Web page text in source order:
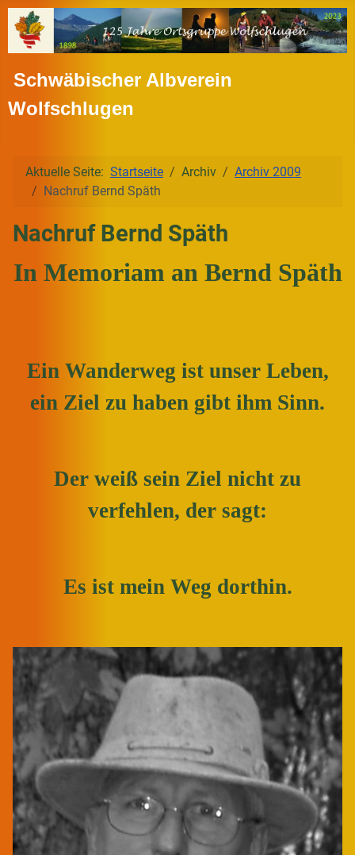
Schwäbischer Albverein
Wolfschlugen
Aktuelle Seite: Startseite Archiv
Archiv 2009
Nachruf Bernd Späth
Nachruf Bernd Späth
In Memoriam an Bernd Späth
Ein Wanderweg ist unser Leben,
ein Ziel zu haben gibt ihm Sinn.
Der weiß sein Ziel nicht zu
verfehlen, der sagt:
Es ist mein Weg dorthin.